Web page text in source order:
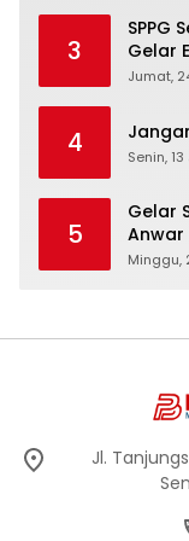
3
SPPG
Gelar
Jumat,
4 Senin,
5
Gelar
Anwar
di
Minggu,
Jl.